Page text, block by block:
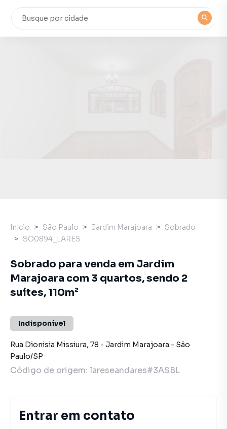
Início São Paulo Jardim Marajoara
Sobrado
SO0894_LARES
Sobrado para venda em Jardim
Marajoara com 3 quartos, sendo 2
suítes, 110m²
Indisponível
Rua Dionisia Missiura, 78 - Jardim Marajoara - São
Paulo/SP
Código de origem: lareseandares#3ASBL
Entrar em contato